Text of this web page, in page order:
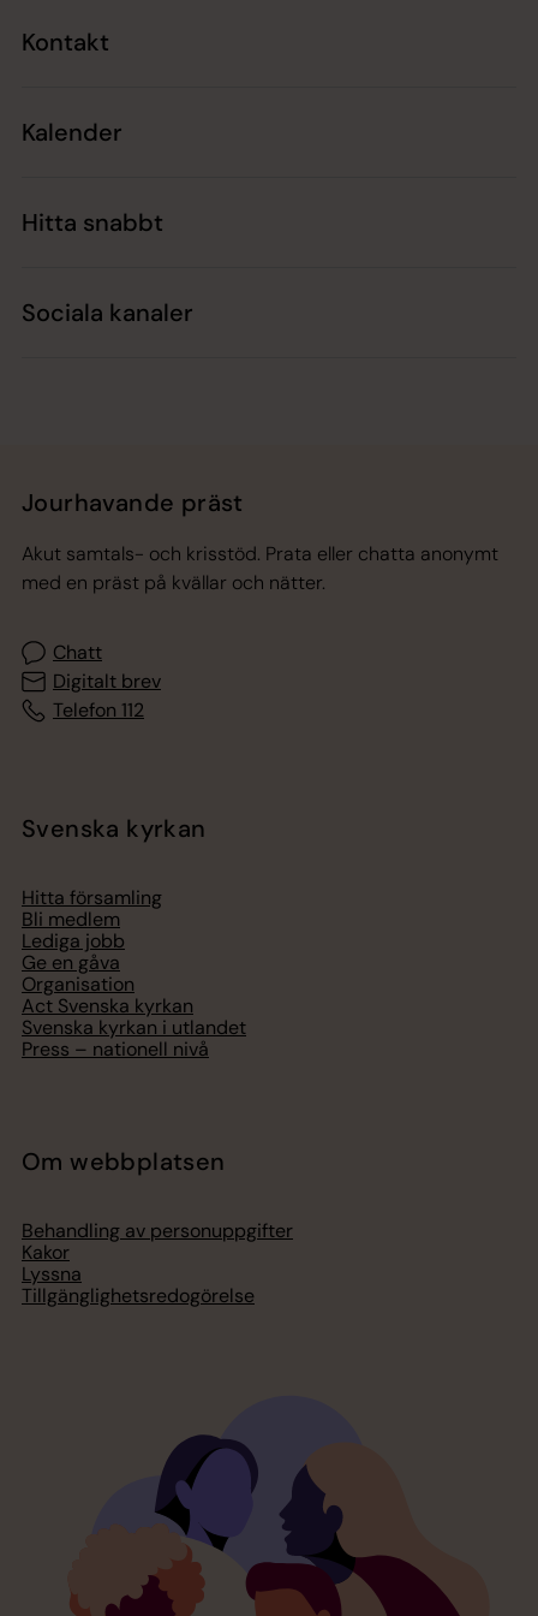
Kontakt
Kalender
Hitta snabbt
Sociala kanaler
Jourhavande präst
Akut samtals- och krisstöd. Prata eller chatta anonymt
med en präst på kvällar och nätter.
Chatt
Digitalt brev
Telefon 112
Svenska kyrkan
Hitta församling
Bli medlem
Lediga jobb
Ge en gåva
Organisation
Act Svenska kyrkan
Svenska kyrkan i utlandet
Press – nationell nivå
Om webbplatsen
Behandling av personuppgifter
Kakor
Lyssna
Tillgänglighetsredogörelse